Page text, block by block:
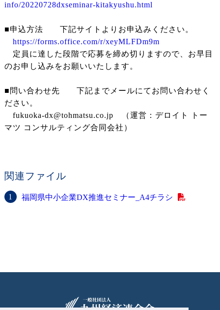
info/20220728dxseminar-kitakyushu.html
■申込方法 下記サイトよりお申込みください。
https://forms.office.com/r/xeyMLFDm9m
定員に達した段階で応募を締め切りますので、お早目
のお申し込みをお願いいたします。
■問い合わせ先 下記までメールにてお問い合わせく
ださい。
fukuoka-dx@tohmatsu.co.jp （運営：デロイト トー
マツ コンサルティング合同会社）
関連ファイル
福岡県中小企業DX推進セミナー_A4チラシ